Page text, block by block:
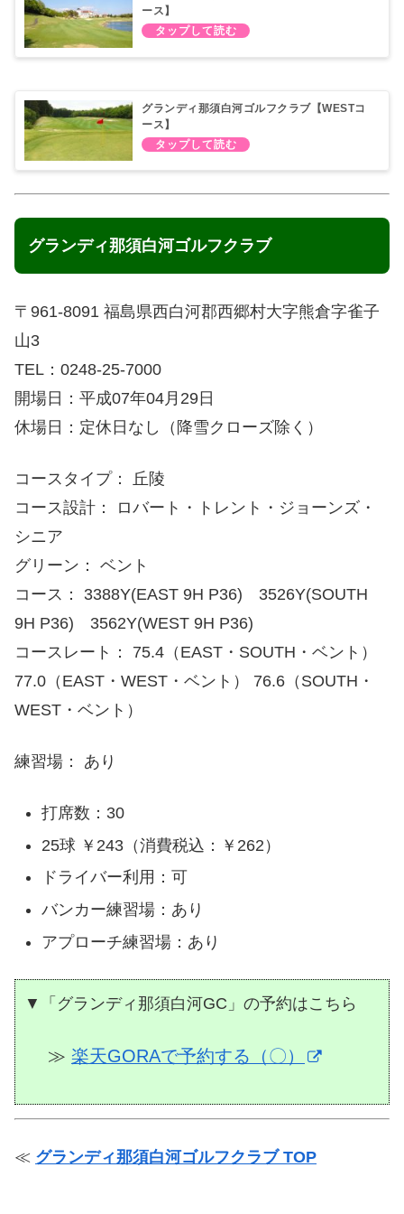
ース】
グランディ那須白河ゴルフクラブ【WESTコ
ース】
グランディ那須白河ゴルフクラブ
〒961-8091 福島県西白河郡西郷村大字熊倉字雀子
山3
TEL：0248-25-7000
開場日：平成07年04月29日
休場日：定休日なし（降雪クローズ除く）
コースタイプ： 丘陵
コース設計： ロバート・トレント・ジョーンズ・
シニア
グリーン： ベント
コース： 3388Y(EAST 9H P36) 3526Y(SOUTH
9H P36) 3562Y(WEST 9H P36)
コースレート： 75.4（EAST・SOUTH・ベント）
77.0（EAST・WEST・ベント） 76.6（SOUTH・
WEST・ベント）
練習場： あり
打席数：30
25球 ￥243（消費税込：￥262）
ドライバー利用：可
バンカー練習場：あり
アプローチ練習場：あり
▼「グランディ那須白河GC」の予約はこちら
≫ 楽天GORAで予約する（〇）
≪ グランディ那須白河ゴルフクラブ TOP